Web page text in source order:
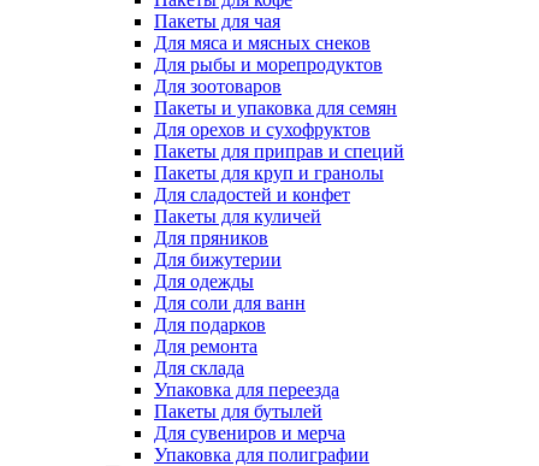
Пакеты для чая
Для мяса и мясных снеков
Для рыбы и морепродуктов
Для зоотоваров
Пакеты и упаковка для семян
Для орехов и сухофруктов
Пакеты для приправ и специй
Пакеты для круп и гранолы
Для сладостей и конфет
Пакеты для куличей
Для пряников
Для бижутерии
Для одежды
Для соли для ванн
Для подарков
Для ремонта
Для склада
Упаковка для переезда
Пакеты для бутылей
Для сувениров и мерча
Упаковка для полиграфии